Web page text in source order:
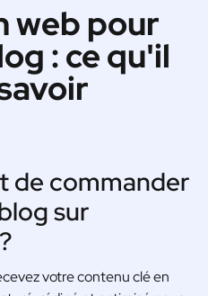
web pour
: ce qu'il
de commander
sur
votre contenu clé en